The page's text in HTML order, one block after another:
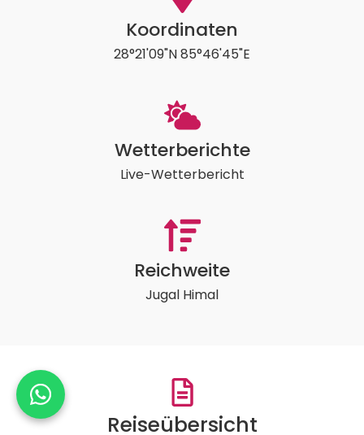
Koordinaten
28°21'09"N 85°46'45"E
Wetterberichte
Live-Wetterbericht
Reichweite
Jugal Himal
Reiseübersicht